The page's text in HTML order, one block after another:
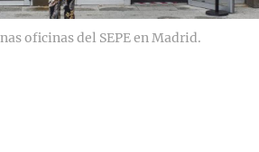
oficinas del SEPE en Madrid.